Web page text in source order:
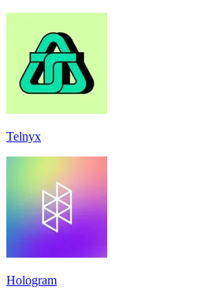
Telnyx
Hologram